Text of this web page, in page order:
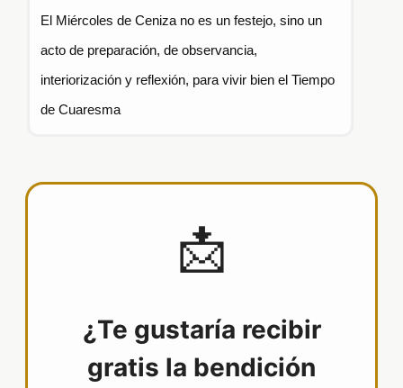
El Miércoles de Ceniza no es un festejo, sino un
acto de preparación, de observancia,
interiorización y reflexión, para vivir bien el Tiempo
de Cuaresma
📩
¿Te gustaría recibir
gratis la bendición